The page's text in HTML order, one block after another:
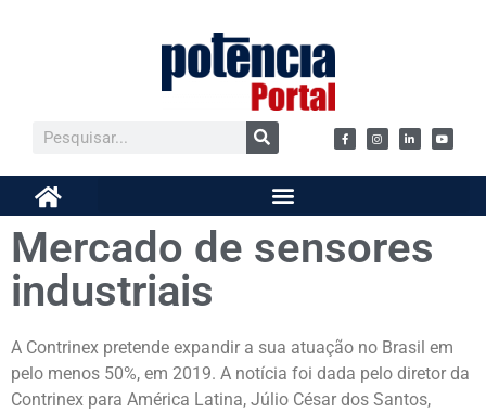
Mercado de sensores
industriais
A Contrinex pretende expandir a sua atuação no Brasil em
pelo menos 50%, em 2019. A notícia foi dada pelo diretor da
Contrinex para América Latina, Júlio César dos Santos,